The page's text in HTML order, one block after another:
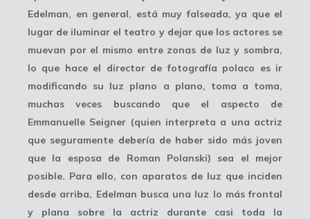
Edelman, en general, está muy falseada, ya que el
lugar de iluminar el teatro y dejar que los actores se
muevan por el mismo entre zonas de luz y sombra,
lo que hace el director de fotografía polaco es ir
modificando su luz plano a plano, toma a toma,
muchas veces buscando que el aspecto de
Emmanuelle Seigner (quien interpreta a una actriz
que seguramente debería de haber sido más joven
que la esposa de Roman Polanski) sea el mejor
posible. Para ello, con aparatos de luz que inciden
desde arriba, Edelman busca una luz lo más frontal
y plana sobre la actriz durante casi toda la